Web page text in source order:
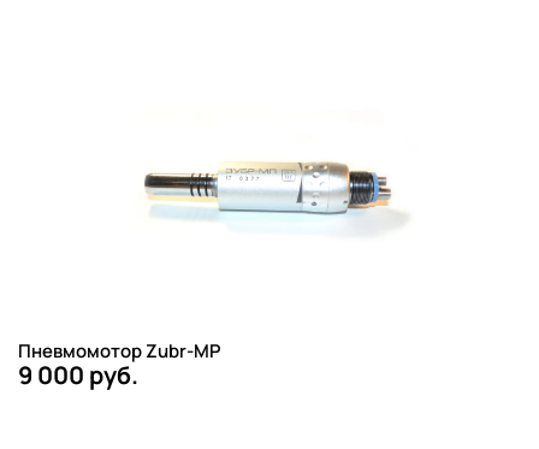
Пневмомотор Zubr-MP
9 000 руб.